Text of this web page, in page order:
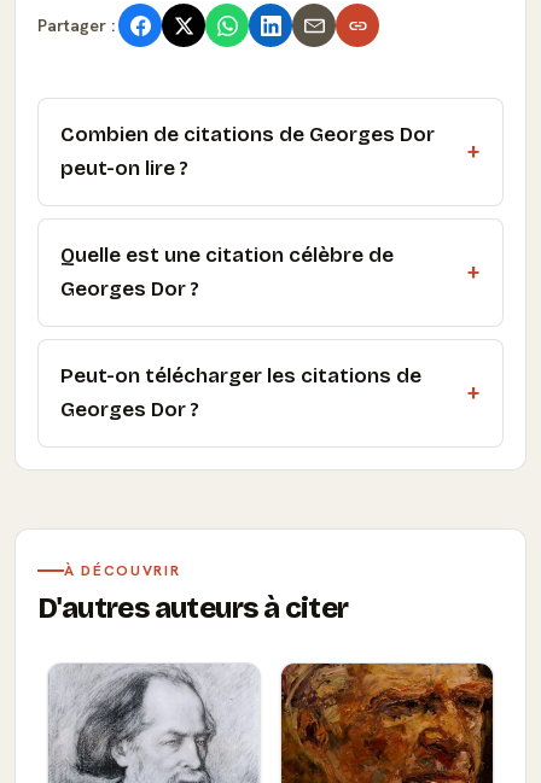
Partager :
Combien de citations de Georges Dor
peut-on lire ?
Quelle est une citation célèbre de
Georges Dor ?
Peut-on télécharger les citations de
Georges Dor ?
À DÉCOUVRIR
D'autres auteurs à citer